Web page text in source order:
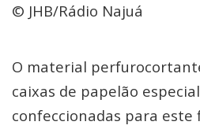
© JHB/Rádio Najuá
O material
caixas de papelão
confeccionadas para este